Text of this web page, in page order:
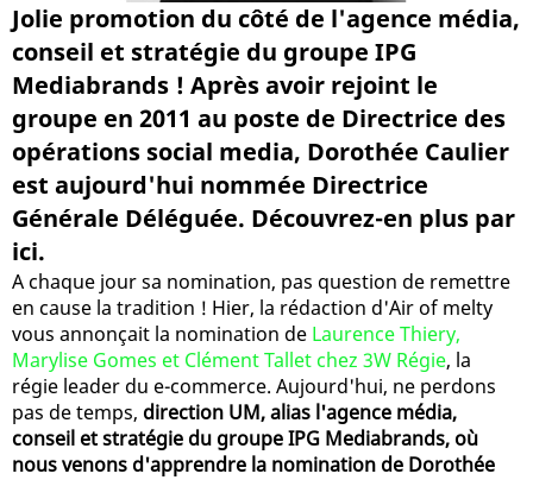
Jolie promotion du côté de l'agence média,
conseil et stratégie du groupe IPG
Mediabrands ! Après avoir rejoint le
groupe en 2011 au poste de Directrice des
opérations social media, Dorothée Caulier
est aujourd'hui nommée Directrice
Générale Déléguée. Découvrez-en plus par
ici.
A chaque jour sa nomination, pas question de remettre
en cause la tradition ! Hier, la rédaction d'Air of melty
vous annonçait la nomination de Laurence Thiery,
Marylise Gomes et Clément Tallet chez 3W Régie, la
régie leader du e-commerce. Aujourd'hui, ne perdons
pas de temps, direction UM, alias l'agence média,
conseil et stratégie du groupe IPG Mediabrands, où
nous venons d'apprendre la nomination de Dorothée